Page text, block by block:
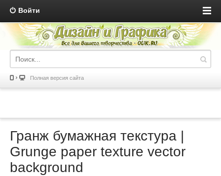
Войти
Полная версия сайта
Гранж бумажная текстура |
Grunge paper texture vector
background